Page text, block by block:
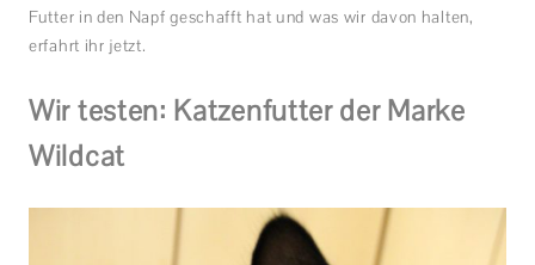
Futter in den Napf geschafft hat und was wir davon halten,
erfahrt ihr jetzt.
Wir testen: Katzenfutter der Marke
Wildcat